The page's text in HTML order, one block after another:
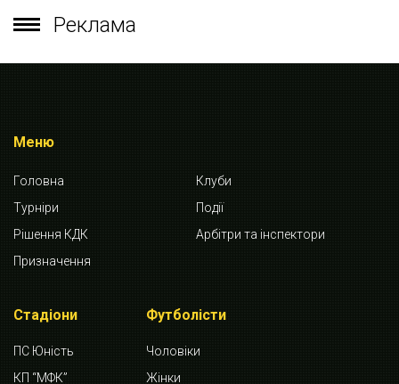
Реклама
Меню
Головна
Клуби
Турніри
Події
Рішення КДК
Арбітри та інспектори
Призначення
Стадіони
ПС Юність
КП “МФК”
Футболісти
Чоловіки
Жінки